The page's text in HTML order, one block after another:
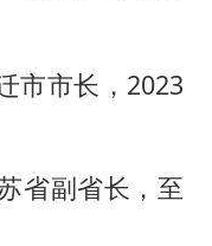
市市长，2023
省副省长，至